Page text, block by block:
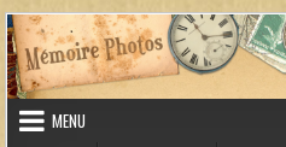
Skip to content
MENU